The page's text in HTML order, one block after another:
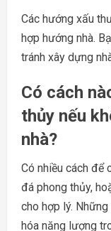
Các hướng xấu
hợp hướng nhà.
tránh xây dựng
Có cách
thủy nếu
nhà?
Có nhiều cách để
đá phong thủy,
cho hợp lý.
hóa năng lượng